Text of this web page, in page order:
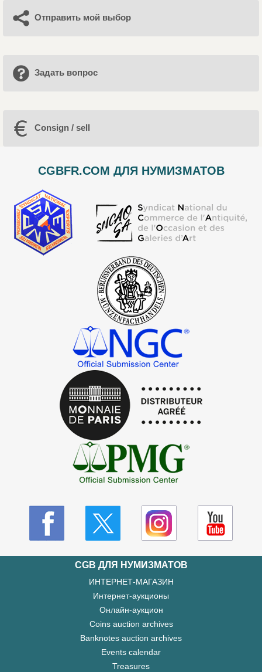
Отправить мой выбор
Задать вопрос
Consign / sell
CGBFR.COM ДЛЯ НУМИЗМАТОВ
CGB ДЛЯ НУМИЗМАТОВ
ИНТЕРНЕТ-МАГАЗИН
Интернет-аукционы
Онлайн-аукцион
Coins auction archives
Banknotes auction archives
Events calendar
Treasures